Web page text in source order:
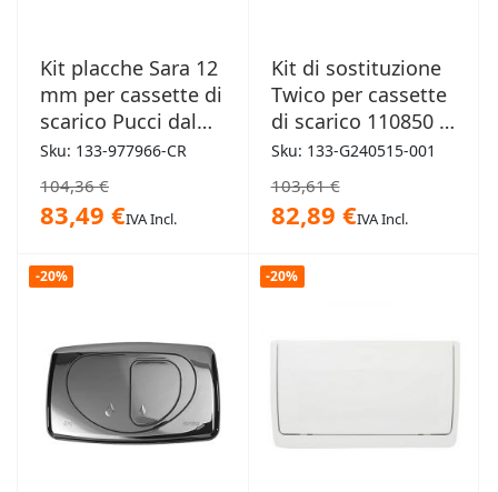
Kit placche Sara 12
mm per cassette di
scarico Pucci dal
1992 al 2010 cromo
Sku: 133-977966-CR
104,36 €
83,49 €IVA Incl.
Kit di sostituzione
Twico per cassette
di scarico 110850 e
111180 Geberit
Sku: 133-G240515-001
103,61 €
82,89 €IVA Incl.
-20% -20%